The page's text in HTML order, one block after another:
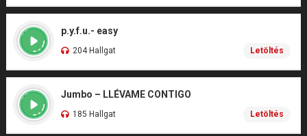
p.y.f.u.- easy
204 Hallgat Letöltés
Jumbo – LLÉVAME CONTIGO
185 Hallgat Letöltés